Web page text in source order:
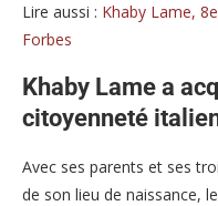
Lire aussi : Khaby Lame,
Forbes
Khaby Lame a
citoyenneté
Avec ses parents et ses
de son lieu de naissance,